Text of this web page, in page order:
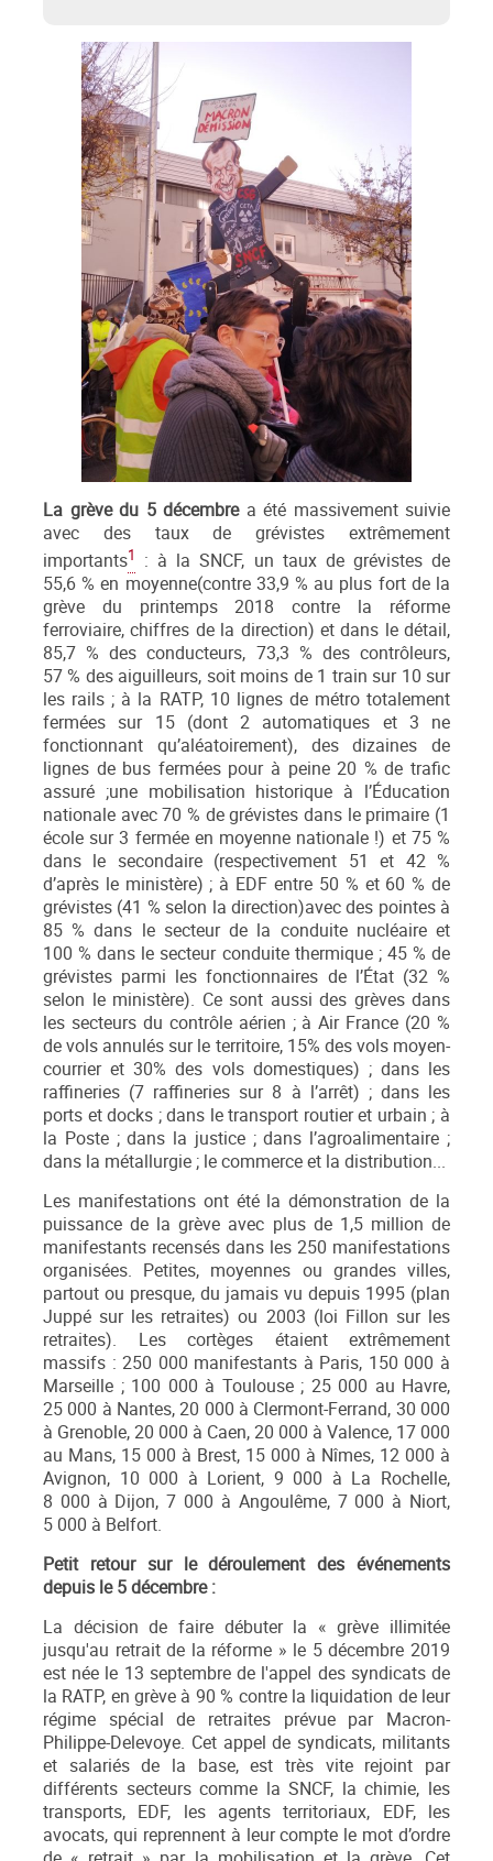
La grève du 5 décembrea été massivement suivie
avec des taux de grévistes extrêmement
importants1
: à la SNCF, un taux de grévistes de
55,6 % en moyenne(contre 33,9 % au plus fort de la
grève du printemps 2018 contre la réforme
ferroviaire, chiffres de la direction) et dans le détail,
85,7 % des conducteurs, 73,3 % des contrôleurs,
57 % des aiguilleurs, soit moins de 1 train sur 10 sur
les rails ; à la RATP, 10 lignes de métro totalement
fermées sur 15 (dont 2 automatiques et 3 ne
fonctionnant qu’aléatoirement), des dizaines de
lignes de bus fermées pour à peine 20 % de trafic
assuré ;une mobilisation historique à l’Éducation
nationale avec 70 % de grévistes dans le primaire (1
école sur 3 fermée en moyenne nationale !) et 75 %
dans le secondaire (respectivement 51 et 42 %
d’après le ministère) ; à EDF entre 50 % et 60 % de
grévistes (41 % selon la direction)avec des pointes à
85 % dans le secteur de la conduite nucléaire et
100 % dans le secteur conduite thermique ; 45 % de
grévistes parmi les fonctionnaires de l’État (32 %
selon le ministère). Ce sont aussi des grèves dans
les secteurs du contrôle aérien ; à Air France (20 %
de vols annulés sur le territoire, 15% des vols moyen-
courrier et 30% des vols domestiques) ; dans les
raffineries (7 raffineries sur 8 à l’arrêt) ; dans les
ports et docks ; dans le transport routier et urbain ; à
la Poste ; dans la justice ; dans l’agroalimentaire ;
dans la métallurgie ; le commerce et la distribution...
Les manifestations ont été la démonstration de la
puissance de la grève avec plus de 1,5 million de
manifestants recensés dans les 250 manifestations
organisées. Petites, moyennes ou grandes villes,
partout ou presque, du jamais vu depuis 1995 (plan
Juppé sur les retraites) ou 2003 (loi Fillon sur les
retraites). Les cortèges étaient extrêmement
massifs : 250 000 manifestants à Paris, 150 000 à
Marseille ; 100 000 à Toulouse ; 25 000 au Havre,
25 000 à Nantes, 20 000 à Clermont-Ferrand, 30 000
à Grenoble, 20 000 à Caen, 20 000 à Valence, 17 000
au Mans, 15 000 à Brest, 15 000 à Nîmes, 12 000 à
Avignon, 10 000 à Lorient, 9 000 à La Rochelle,
8 000 à Dijon, 7 000 à Angoulême, 7 000 à Niort,
5 000 à Belfort.
Petit retour sur le déroulement des événements
depuis le 5 décembre :
La décision de faire débuter la « grève illimitée
jusqu'au retrait de la réforme » le 5 décembre 2019
est née le 13 septembre de l'appel des syndicats de
la RATP, en grève à 90 % contre la liquidation de leur
régime spécial de retraites prévue par Macron-
Philippe-Delevoye. Cet appel de syndicats, militants
et salariés de la base, est très vite rejoint par
différents secteurs comme la SNCF, la chimie, les
transports, EDF, les agents territoriaux, EDF, les
avocats, qui reprennent à leur compte le mot d’ordre